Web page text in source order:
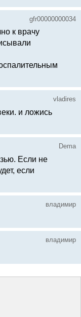
gfr00000000034
к врачу
vladires
и ложись
Dema
Если не
если
владимир
владимир